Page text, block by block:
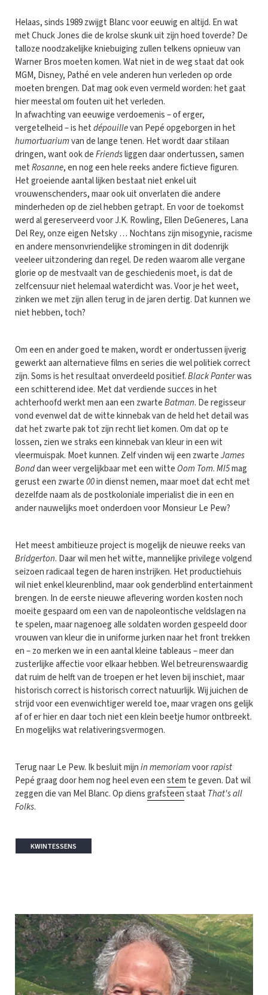
Helaas, sinds 1989 zwijgt Blanc voor eeuwig en altijd. En wat
met Chuck Jones die de krolse skunk uit zijn hoed toverde? De
talloze noodzakelijke kniebuiging zullen telkens opnieuw van
Warner Bros moeten komen. Wat niet in de weg staat dat ook
MGM, Disney, Pathé en vele anderen hun verleden op orde
moeten brengen. Dat mag ook even vermeld worden: het gaat
hier meestal om fouten uit het verleden.
In afwachting van eeuwige verdoemenis – of erger,
vergetelheid – is hetdépouillevan Pepé opgeborgen in het
humortuariumvan de lange tenen. Het wordt daar stilaan
dringen, want ook deFriendsliggen daar ondertussen, samen
metRosanne, en nog een hele reeks andere fictieve figuren.
Het groeiende aantal lijken bestaat niet enkel uit
vrouwenschenders, maar ook uit onverlaten die andere
minderheden op de ziel hebben getrapt. En voor de toekomst
werd al gereserveerd voor J.K. Rowling, Ellen DeGeneres, Lana
Del Rey, onze eigen Netsky … Nochtans zijn misogynie, racisme
en andere mensonvriendelijke stromingen in dit dodenrijk
veeleer uitzondering dan regel. De reden waarom alle vergane
glorie op de mestvaalt van de geschiedenis moet, is dat de
zelfcensuur niet helemaal waterdicht was. Voor je het weet,
zinken we met zijn allen terug in de jaren dertig. Dat kunnen we
niet hebben, toch?
Om een en ander goed te maken, wordt er ondertussen ijverig
gewerkt aan alternatieve films en series die wel politiek correct
zijn. Soms is het resultaat onverdeeld positief.Black Panterwas
een schitterend idee. Met dat verdiende succes in het
achterhoofd werkt men aan een zwarteBatman. De regisseur
vond evenwel dat de witte kinnebak van de held het detail was
dat het zwarte pak tot zijn recht liet komen. Om dat op te
lossen, zien we straks een kinnebak van kleur in een wit
vleermuispak. Moet kunnen. Zelf vinden wij een zwarteJames
Bonddan weer vergelijkbaar met een witte Oom Tom.MI5mag
gerust een zwarte00in dienst nemen, maar moet dat echt met
dezelfde naam als de postkoloniale imperialist die in een en
ander nauwelijks moet onderdoen voor Monsieur Le Pew?
Het meest ambitieuze project is mogelijk de nieuwe reeks van
Bridgerton. Daar wil men het witte, mannelijke privilege volgend
seizoen radicaal tegen de haren instrijken. Het productiehuis
wil niet enkel kleurenblind, maar ook genderblind entertainment
brengen. In de eerste nieuwe aflevering worden kosten noch
moeite gespaard om een van de napoleontische veldslagen na
te spelen, maar nagenoeg alle soldaten worden gespeeld door
vrouwen van kleur die in uniforme jurken naar het front trekken
en – zo merken we in een aantal kleine tableaus – meer dan
zusterlijke affectie voor elkaar hebben. Wel betreurenswaardig
dat ruim de helft van de troepen er het leven bij inschiet, maar
historisch correct is historisch correct natuurlijk. Wij juichen de
strijd voor een evenwichtiger wereld toe, maar vragen ons gelijk
af of er hier en daar toch niet een klein beetje humor ontbreekt.
En mogelijks wat relativeringsvermogen.
Terug naar Le Pew. Ik besluit mijnin memoriamvoorrapist
Pepé graag door hem nog heel even eenstem te geven. Dat wil
zeggen die van Mel Blanc. Op diensgrafsteenstaat That's all
Folks.
KWINTESSENS